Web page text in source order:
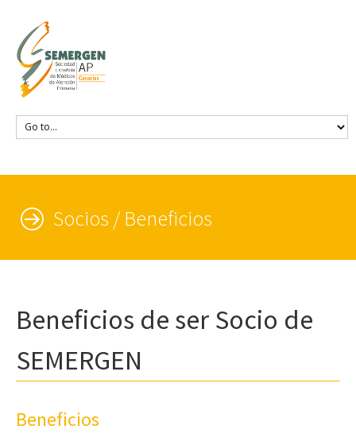
Socios / Beneficios
Beneficios de ser Socio de
SEMERGEN
Beneficios